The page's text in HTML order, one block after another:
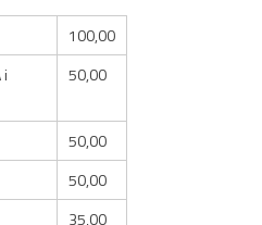
100,00
i
50,00
50,00
50,00
35,00